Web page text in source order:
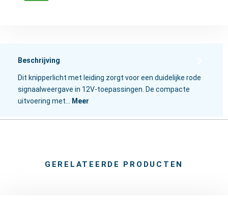
Beschrijving
Dit knipperlicht met leiding zorgt voor een duidelijke rode
signaalweergave in 12V-toepassingen. De compacte
uitvoering met… Meer
GERELATEERDE PRODUCTEN